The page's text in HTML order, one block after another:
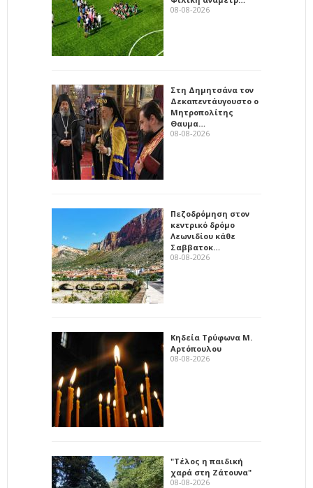
08-08-2026
Στη Δημητσάνα τον
Δεκαπεντάυγουστο ο
Μητροπολίτης
Θαυμα…
08-08-2026
Πεζοδρόμηση στον
κεντρικό δρόμο
Λεωνιδίου κάθε
Σαββατοκ…
08-08-2026
Κηδεία Τρύφωνα Μ.
Αρτόπουλου
08-08-2026
"Τέλος η παιδική
χαρά στη Ζάτουνα"
08-08-2026